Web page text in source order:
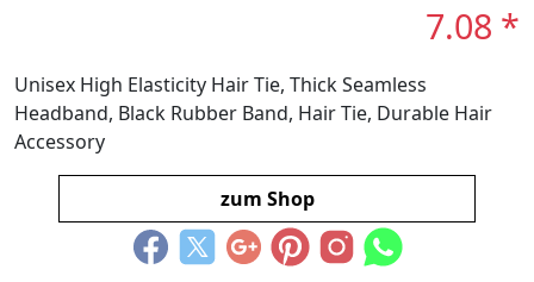
7.08 *
Unisex High Elasticity Hair Tie, Thick Seamless
Headband, Black Rubber Band, Hair Tie, Durable Hair
Accessory
zum Shop